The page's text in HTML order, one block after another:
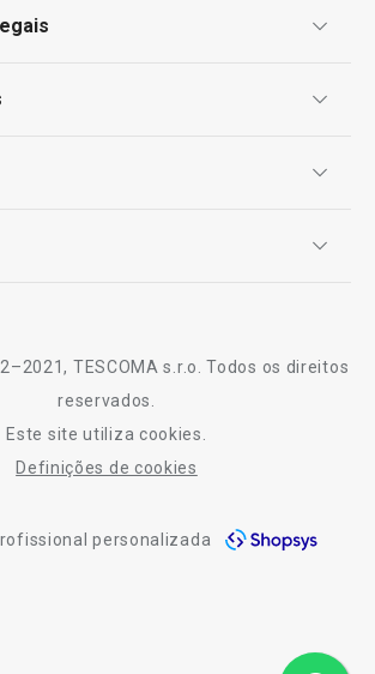
TESCOMA s.r.o. Todos os direitos
reservados.
Este site utiliza cookies.
Definições de cookies
personalizada